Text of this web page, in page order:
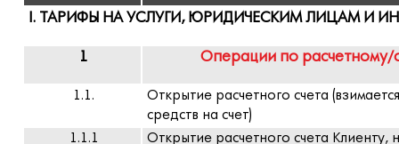
I. ТАРИФЫ НА УСЛУГИ, ЮРИДИЧЕСКИМ ЛИЦАМ И
1 Операции по расчетному/
1.1.
Открытие расчетного счета
средств на счет)
1.1.1
Открытие расчетного счета Клиенту,